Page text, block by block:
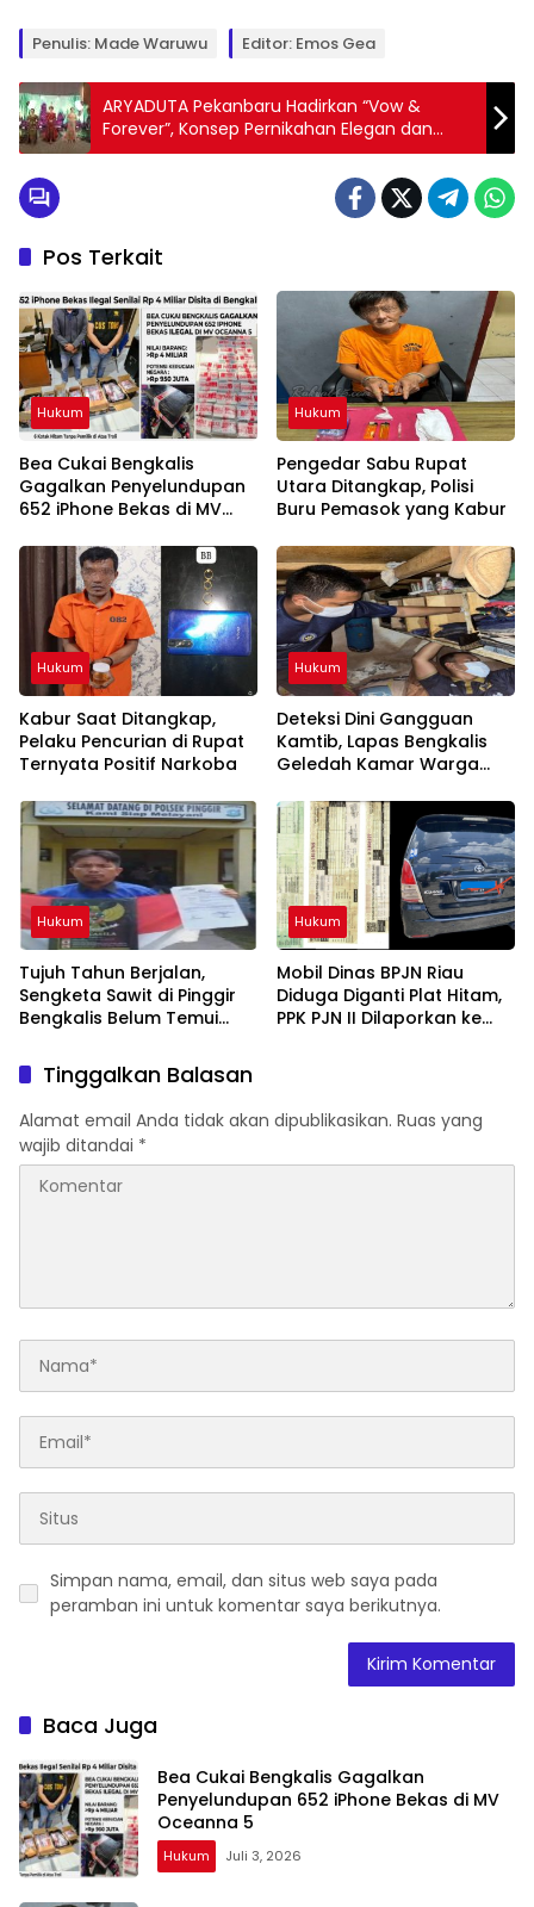
Penulis: Made Waruwu Editor: Emos Gea
ARYADUTA Pekanbaru Hadirkan “Vow &
Forever”, Konsep Pernikahan Elegan dan
Berkesan
Pos Terkait
Hukum
Bea Cukai Bengkalis
Gagalkan Penyelundupan
652 iPhone Bekas di MV
Hukum
Pengedar Sabu Rupat
Utara Ditangkap, Polisi
Buru Pemasok yang Kabur
Hukum
Kabur Saat Ditangkap,
Pelaku Pencurian di Rupat
Ternyata Positif Narkoba
Hukum
Deteksi Dini Gangguan
Kamtib, Lapas Bengkalis
Geledah Kamar Warga
Hukum
Tujuh Tahun Berjalan,
Sengketa Sawit di Pinggir
Bengkalis Belum Temui
Hukum
Mobil Dinas BPJN Riau
Diduga Diganti Plat Hitam,
PPK PJN II Dilaporkan ke
Tinggalkan Balasan
Alamat email Anda tidak akan dipublikasikan. Ruas yang
wajib ditandai *
Simpan nama, email, dan situs web saya pada
peramban ini untuk komentar saya berikutnya.
Baca Juga
Bea Cukai Bengkalis Gagalkan
Penyelundupan 652 iPhone Bekas di MV
Oceanna 5
Hukum Juli 3, 2026